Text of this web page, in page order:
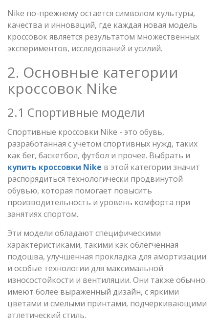
Nike по-прежнему остается символом культуры,
качества и инноваций, где каждая новая модель
кроссовок является результатом множественных
экспериментов, исследований и усилий.
2. Основные категории
кроссовок Nike
2.1 Спортивные модели
Спортивные кроссовки Nike - это обувь,
разработанная с учетом спортивных нужд, таких
как бег, баскетбол, футбол и прочее. Выбрать и
купить кроссовки Nike в этой категории значит
распорядиться технологически продвинутой
обувью, которая помогает повысить
производительность и уровень комфорта при
занятиях спортом.
Эти модели обладают специфическими
характеристиками, такими как облегченная
подошва, улучшенная прокладка для амортизации
и особые технологии для максимальной
износостойкости и вентиляции. Они также обычно
имеют более выраженный дизайн, с яркими
цветами и смелыми принтами, подчеркивающими
атлетический стиль.